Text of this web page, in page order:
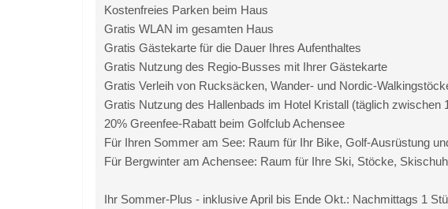
Kostenfreies Parken beim Haus
Gratis WLAN im gesamten Haus
Gratis Gästekarte für die Dauer Ihres Aufenthaltes
Gratis Nutzung des Regio-Busses mit Ihrer Gästekarte
Gratis Verleih von Rucksäcken, Wander- und Nordic-
Gratis Nutzung des Hallenbads im Hotel Kristall (täglich zwischen
20% Greenfee-Rabatt beim Golfclub Achensee
Für Ihren Sommer am See: Raum für Ihr Bike, Golf-Ausrüstung
Für Bergwinter am Achensee: Raum für Ihre Ski, Stöcke,
Ihr Sommer-Plus - inklusive April bis Ende Okt.: Nachmittags 1